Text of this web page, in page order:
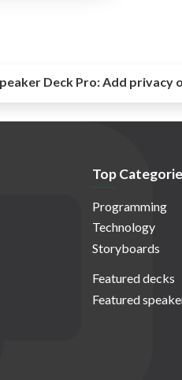
Deck Pro:Add privacy
Top
Programming
Technology
Storyboards
Featured decks
Featured